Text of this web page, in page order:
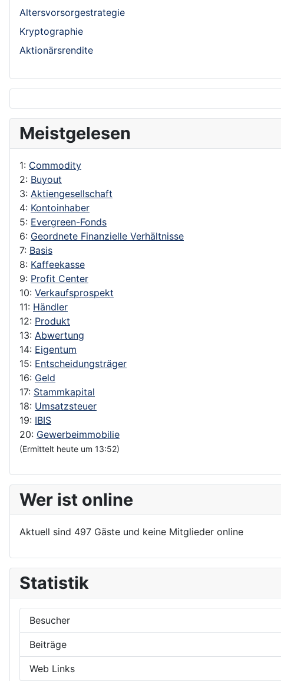
Altersvorsorgestrategie
Kryptographie
Aktionärsrendite
Meistgelesen
1: Commodity
2: Buyout
3: Aktiengesellschaft
4: Kontoinhaber
5: Evergreen-Fonds
6: Geordnete Finanzielle Verhältnisse
7: Basis
8: Kaffeekasse
9: Profit Center
10: Verkaufsprospekt
11: Händler
12: Produkt
13: Abwertung
14: Eigentum
15: Entscheidungsträger
16: Geld
17: Stammkapital
18: Umsatzsteuer
19: IBIS
20: Gewerbeimmobilie
(Ermittelt heute um 13:52)
Wer ist online
Aktuell sind 497 Gäste und keine Mitglieder online
Statistik
Besucher
Beiträge
Web Links